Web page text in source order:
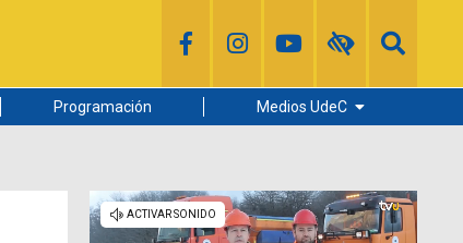
Programación Medios UdeC
Radio UdeC
Noticias UdeC